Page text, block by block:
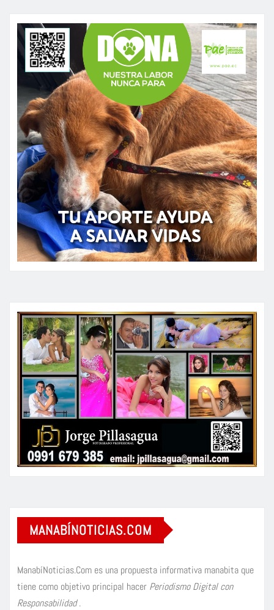
MANABÍNOTICIAS.COM
ManabíNoticias.Com es una propuesta informativa manabita que
tiene como objetivo principal hacer Periodismo Digital con
Responsabilidad.